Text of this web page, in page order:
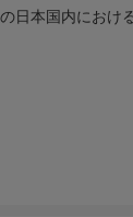
日本国内におけ